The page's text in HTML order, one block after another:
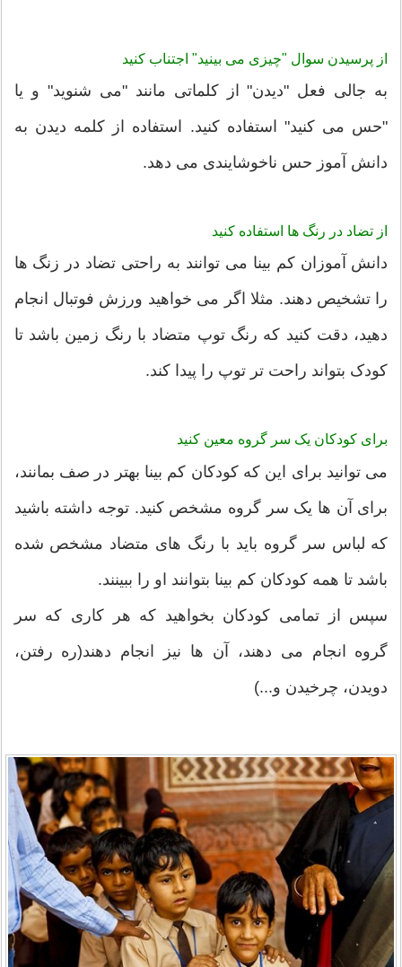
از پرسیدن سوال "چیزی می بینید" اجتناب کنید
به جالی فعل "دیدن" از کلماتی مانند "می شنوید" و یا
"حس می کنید" استفاده کنید. استفاده از کلمه دیدن به
دانش آموز حس ناخوشایندی می دهد.
از تضاد در رنگ ها استفاده کنید
دانش آموزان کم بینا می توانند به راحتی تضاد در زنگ ها
را تشخیص دهند. مثلا اگر می خواهید ورزش فوتبال انجام
دهید، دقت کنید که رنگ توپ متضاد با رنگ زمین باشد تا
کودک بتواند راحت تر توپ را پیدا کند.
برای کودکان یک سر گروه معین کنید
می توانید برای این که کودکان کم بینا بهتر در صف بمانند،
برای آن ها یک سر گروه مشخص کنید. توجه داشته باشید
که لباس سر گروه باید با رنگ های متضاد مشخص شده
باشد تا همه کودکان کم بینا بتوانند او را ببینند.
سپس از تمامی کودکان بخواهید که هر کاری که سر
گروه انجام می دهند، آن ها نیز انجام دهند(ره رفتن،
دویدن، چرخیدن و...)